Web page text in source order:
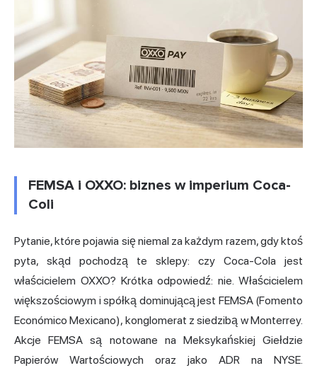
FEMSA i OXXO: biznes w imperium Coca-
Coli
Pytanie, które pojawia się niemal za każdym razem, gdy ktoś
pyta, skąd pochodzą te sklepy: czy Coca-Cola jest
właścicielem OXXO? Krótka odpowiedź: nie. Właścicielem
większościowym i spółką dominującą jest FEMSA (Fomento
Económico Mexicano), konglomerat z siedzibą w Monterrey.
Akcje FEMSA są notowane na Meksykańskiej Giełdzie
Papierów Wartościowych oraz jako ADR na NYSE.